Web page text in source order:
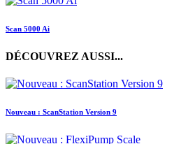
Scan 5000 Ai
DÉCOUVREZ AUSSI...
Nouveau : ScanStation Version 9